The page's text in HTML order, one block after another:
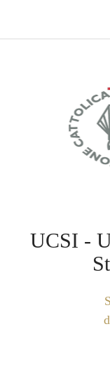
UCSI -